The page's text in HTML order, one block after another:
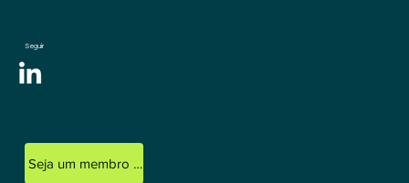
Seguir
Seja um membro licenciado